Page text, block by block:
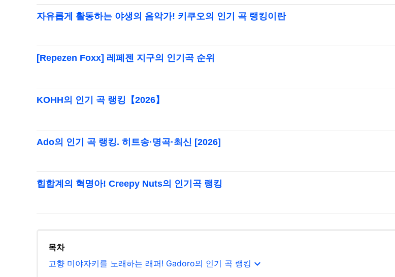
자유롭게 활동하는 야생의 음악가! 키쿠오의 인기 곡 랭킹이란
[Repezen Foxx] 레페젠 지구의 인기곡 순위
KOHH의 인기 곡 랭킹【2026】
Ado의 인기 곡 랭킹. 히트송·명곡·최신 [2026]
힙합계의 혁명아! Creepy Nuts의 인기곡 랭킹
목차
고향 미야자키를 노래하는 래퍼! Gadoro의 인기 곡 랭킹 expand_more